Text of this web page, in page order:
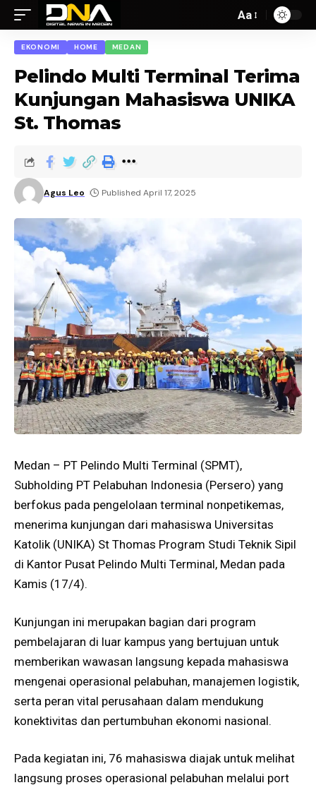
Aa
EKONOMI HOME MEDAN
Pelindo Multi Terminal Terima
Kunjungan Mahasiswa UNIKA
St. Thomas
Agus Leo Published April 17, 2025
Medan – PT Pelindo Multi Terminal (SPMT),
Subholding PT Pelabuhan Indonesia (Persero) yang
berfokus pada pengelolaan terminal nonpetikemas,
menerima kunjungan dari mahasiswa Universitas
Katolik (UNIKA) St Thomas Program Studi Teknik Sipil
di Kantor Pusat Pelindo Multi Terminal, Medan pada
Kamis (17/4).
Kunjungan ini merupakan bagian dari program
pembelajaran di luar kampus yang bertujuan untuk
memberikan wawasan langsung kepada mahasiswa
mengenai operasional pelabuhan, manajemen logistik,
serta peran vital perusahaan dalam mendukung
konektivitas dan pertumbuhan ekonomi nasional.
Pada kegiatan ini, 76 mahasiswa diajak untuk melihat
langsung proses operasional pelabuhan melalui port